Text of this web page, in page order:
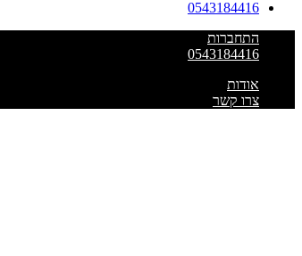
0543184416
התחברות
0543184416
אודות
צרו קשר